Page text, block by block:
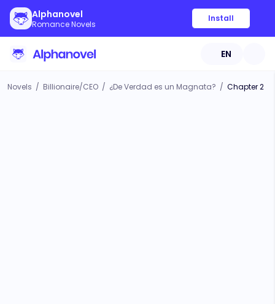
Alphanovel
Romance Novels
Install
EN
Novels / Billionaire/CEO / ¿De Verdad es un Magnata? / Chapter 2